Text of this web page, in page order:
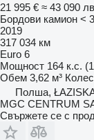
21 995 € ≈ 43 090
Бордови камион <
2019
317 034 км
Euro 6
Мощност 164 к.с.
Обем 3,62 м³
Полша,
MGC CENTRUM
Свържете се с